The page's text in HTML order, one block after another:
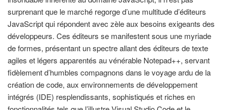
surprenant que le marché regorge d’une multitude d’éditeurs
JavaScript qui répondent avec zèle aux besoins exigeants des
développeurs. Ces éditeurs se manifestent sous une myriade
de formes, présentant un spectre allant des éditeurs de texte
agiles et légers apparentés au vénérable Notepad++, servant
fidèlement d’humbles compagnons dans le voyage ardu de la
création de code, aux environnements de développement
intégrés (IDE) resplendissants, sophistiqués et riches en